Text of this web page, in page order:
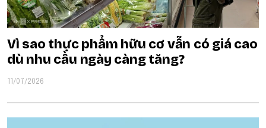
Vì sao thực phẩm hữu cơ vẫn có giá cao
dù nhu cầu ngày càng tăng?
11/07/2026